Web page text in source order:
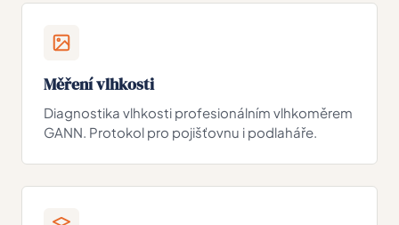
Měření vlhkosti
Diagnostika vlhkosti profesionálním vlhkoměrem
GANN. Protokol pro pojišťovnu i podlaháře.